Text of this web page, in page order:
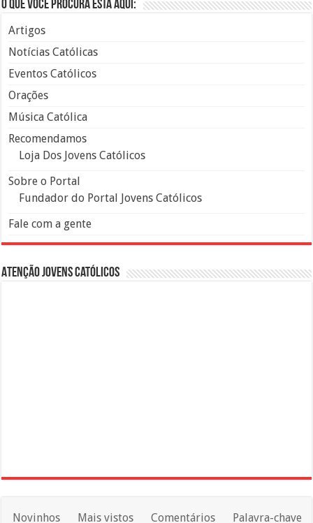
O que você procura está aqui:
Artigos
Notícias Católicas
Eventos Católicos
Orações
Música Católica
Recomendamos
Loja Dos Jovens Católicos
Sobre o Portal
Fundador do Portal Jovens Católicos
Fale com a gente
Atenção Jovens Católicos
Novinhos Mais vistos Comentários Palavra-chave